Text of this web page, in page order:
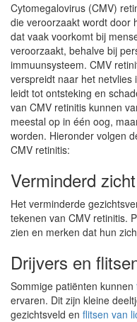
Cytomegalovirus (CMV)
die veroorzaakt wordt door
dat vaak voorkomt bij
veroorzaakt, behalve bij
immuunsysteem. CMV
verspreidt naar het
leidt tot ontsteking en
van CMV retinitis kunnen
meestal op in één oog,
worden. Hieronder volgen
CMV retinitis:
Verminderd zicht
Het verminderde
tekenen van CMV retinitis.
zien en merken dat hun
Drijvers en
Sommige patiënten kunnen
ervaren. Dit zijn kleine
gezichtsveld en flitsen van